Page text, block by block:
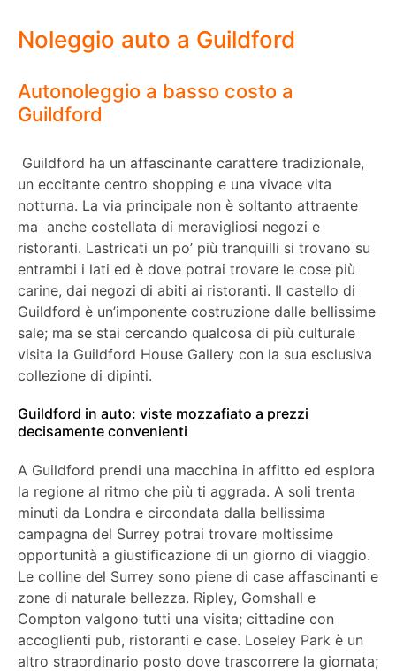
Noleggio auto a Guildford
Autonoleggio a basso costo a
Guildford
Guildford ha un affascinante carattere tradizionale,
un eccitante centro shopping e una vivace vita
notturna. La via principale non è soltanto attraente
ma anche costellata di meravigliosi negozi e
ristoranti. Lastricati un po’ più tranquilli si trovano su
entrambi i lati ed è dove potrai trovare le cose più
carine, dai negozi di abiti ai ristoranti. Il castello di
Guildford è un’imponente costruzione dalle bellissime
sale; ma se stai cercando qualcosa di più culturale
visita la Guildford House Gallery con la sua esclusiva
collezione di dipinti.
Guildford in auto: viste mozzafiato a prezzi
decisamente convenienti
A Guildford prendi una macchina in affitto ed esplora
la regione al ritmo che più ti aggrada. A soli trenta
minuti da Londra e circondata dalla bellissima
campagna del Surrey potrai trovare moltissime
opportunità a giustificazione di un giorno di viaggio.
Le colline del Surrey sono piene di case affascinanti e
zone di naturale bellezza. Ripley, Gomshall e
Compton valgono tutti una visita; cittadine con
accoglienti pub, ristoranti e case. Loseley Park è un
altro straordinario posto dove trascorrere la giornata;